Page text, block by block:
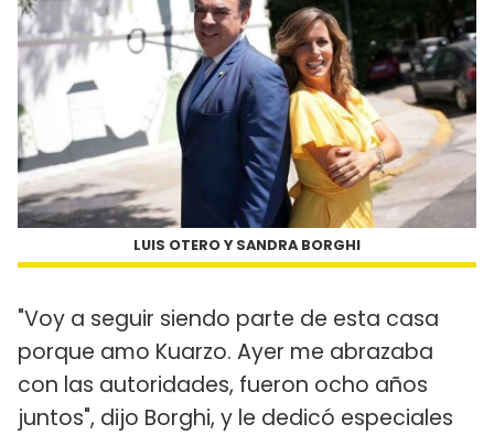
LUIS OTERO Y SANDRA BORGHI
"Voy a seguir siendo parte de esta casa
porque amo Kuarzo. Ayer me abrazaba
con las autoridades, fueron ocho años
juntos", dijo Borghi, y le dedicó especiales